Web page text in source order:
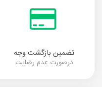
تضمین بازگشت وجه
درصورت عدم رضایت